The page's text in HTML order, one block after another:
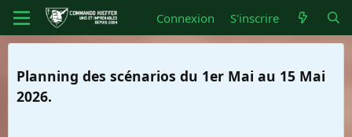
Connexion S'inscrire
Planning des scénarios du 1er Mai au 15 Mai
2026.